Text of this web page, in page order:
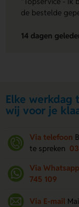
de bestelde
14 dagen
Elke werkdag
wij voor je
Via telefoon
te spreken
Via Whatsapp
745 109
Via E-mail